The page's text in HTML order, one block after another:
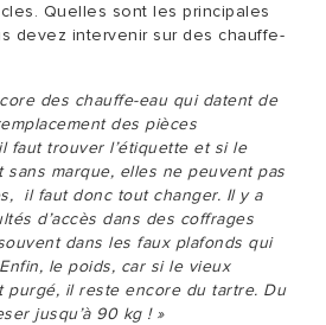
Quelles sont les principales
devez intervenir sur des chauffe-
des chauffe-eau qui datent de
des pièces
faut trouver l’étiquette et si le
sans marque, elles ne peuvent pas
il faut donc tout changer. Il y a
d’accès dans des coffrages
dans les faux plafonds qui
le poids, car si le vieux
purgé, il reste encore du tartre. Du
jusqu’à 90 kg ! »